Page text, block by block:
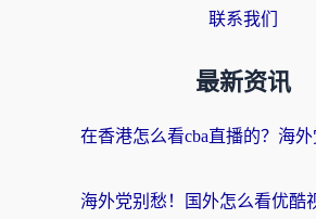
联系我们
最新资讯